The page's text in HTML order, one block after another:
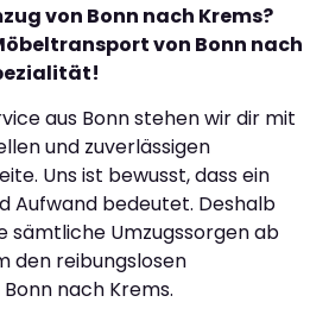
von Bonn nach Krems?
von Bonn nach
aus Bonn stehen wir dir mit
und zuverlässigen
Uns ist bewusst, dass ein
Aufwand bedeutet. Deshalb
sämtliche Umzugssorgen ab
den reibungslosen
nach Krems.